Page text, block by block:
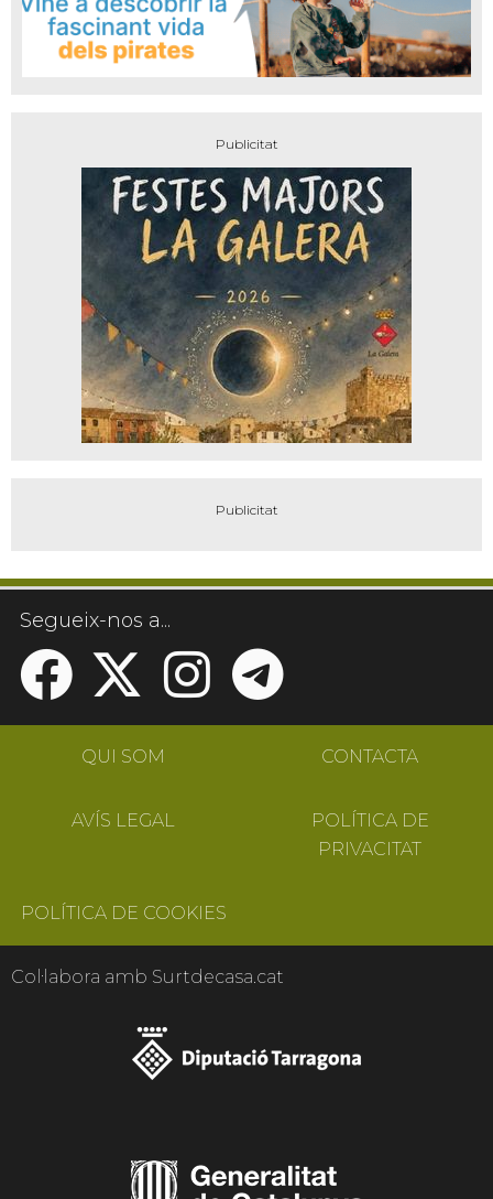
Segueix-nos a...
QUI SOM CONTACTA
AVÍS LEGAL
POLÍTICA DE
PRIVACITAT
POLÍTICA DE COOKIES
Col·labora amb Surtdecasa.cat